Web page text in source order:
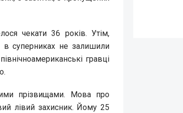
чекати 36 років. Утім,
в суперниках не залишили
гравці
прізвищами. Мова про
лівий захисник. Йому 25